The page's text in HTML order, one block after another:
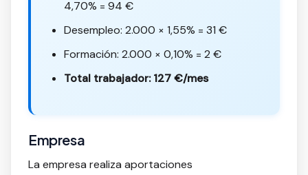
4,70% = 94 €
Desempleo: 2.000 × 1,55% = 31 €
Formación: 2.000 × 0,10% = 2 €
Total trabajador: 127 €/mes
Empresa
La empresa realiza aportaciones